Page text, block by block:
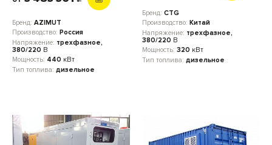
Бренд: AZIMUT
Производство: Россия
Напряжение: трехфазное,
380/220 В
Мощность: 440 кВт
Тип топлива: дизельное
Бренд: CTG
Производство: Китай
Напряжение: трехфазное,
380/220 В
Мощность: 320 кВт
Тип топлива: дизельное